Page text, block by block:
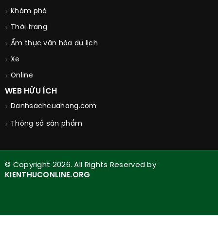
Khám phá
Thời trang
Ẩm thực văn hóa du lịch
Xe
Online
WEB HỮU ÍCH
Danhsachcuahang.com
Thông số sản phẩm
© Copyright 2026. All Rights Reserved by
KIENTHUCONLINE.ORG